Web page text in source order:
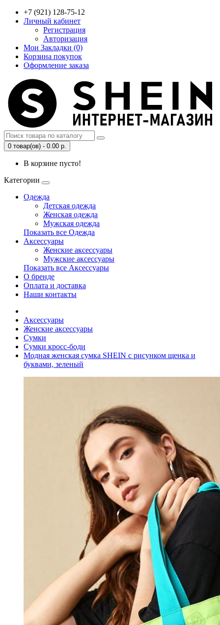
+7 (921) 128-75-12
Личный кабинет
Регистрация
Авторизация
Мои Закладки (0)
Корзина покупок
Оформление заказа
0 товар(ов) - 0.00 р.
В корзине пусто!
Категории
Одежда
Детская одежда
Женская одежда
Мужская одежда
Показать все Одежда
Аксессуары
Женские аксессуары
Мужские аксессуары
Показать все Аксессуары
О бренде
Оплата и доставка
Наши контакты
Аксессуары
Женские аксессуары
Сумки
Сумки кросс-боди
Модная женская сумка SHEIN с рисунком щенка и
буквами, зеленый